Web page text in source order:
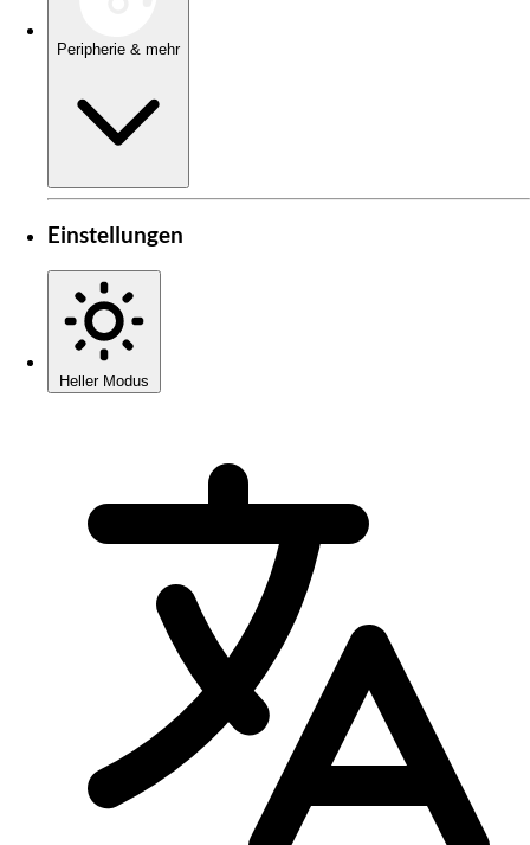
Peripherie & mehr
Einstellungen
Heller Modus